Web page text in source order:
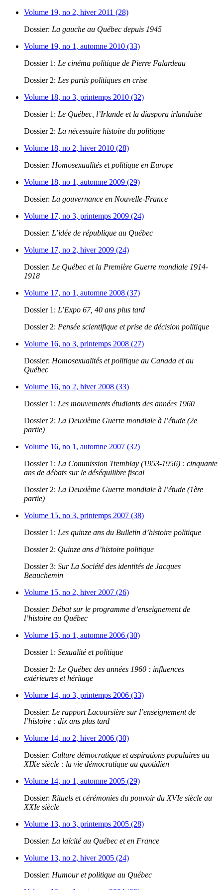
Volume 19, no 2, hiver 2011 (28)
Dossier: La gauche au Québec depuis 1945
Volume 19, no 1, automne 2010 (33)
Dossier 1: Le cinéma politique de Pierre Falardeau
Dossier 2: Les partis politiques en crise
Volume 18, no 3, printemps 2010 (32)
Dossier 1: Le Québec, l’Irlande et la diaspora irlandaise
Dossier 2: La nécessaire histoire du politique
Volume 18, no 2, hiver 2010 (28)
Dossier: Homosexualités et politique en Europe
Volume 18, no 1, automne 2009 (29)
Dossier: La gouvernance en Nouvelle-France
Volume 17, no 3, printemps 2009 (24)
Dossier: L’idée de république au Québec
Volume 17, no 2, hiver 2009 (24)
Dossier: Le Québec et la Première Guerre mondiale 1914-
1918
Volume 17, no 1, automne 2008 (37)
Dossier 1: L’Expo 67, 40 ans plus tard
Dossier 2: Pensée scientifique et prise de décision politique
Volume 16, no 3, printemps 2008 (27)
Dossier: Homosexualités et politique au Canada et au
Québec
Volume 16, no 2, hiver 2008 (33)
Dossier 1: Les mouvements étudiants des années 1960
Dossier 2: La Deuxième Guerre mondiale à l’étude (2e
partie)
Volume 16, no 1, automne 2007 (32)
Dossier 1: La Commission Tremblay (1953-1956) : cinquante
ans de débats sur le déséquilibre fiscal
Dossier 2: La Deuxième Guerre mondiale à l’étude (1ère
partie)
Volume 15, no 3, printemps 2007 (38)
Dossier 1: Les quinze ans du Bulletin d’histoire politique
Dossier 2: Quinze ans d’histoire politique
Dossier 3: Sur La Société des identités de Jacques
Beauchemin
Volume 15, no 2, hiver 2007 (26)
Dossier: Débat sur le programme d’enseignement de
l’histoire au Québec
Volume 15, no 1, automne 2006 (30)
Dossier 1: Sexualité et politique
Dossier 2: Le Québec des années 1960 : influences
extérieures et héritage
Volume 14, no 3, printemps 2006 (33)
Dossier: Le rapport Lacoursière sur l’enseignement de
l’histoire : dix ans plus tard
Volume 14, no 2, hiver 2006 (30)
Dossier: Culture démocratique et aspirations populaires au
XIXe siècle : la vie démocratique au quotidien
Volume 14, no 1, automne 2005 (29)
Dossier: Rituels et cérémonies du pouvoir du XVIe siècle au
XXIe siècle
Volume 13, no 3, printemps 2005 (28)
Dossier: La laïcité au Québec et en France
Volume 13, no 2, hiver 2005 (24)
Dossier: Humour et politique au Québec